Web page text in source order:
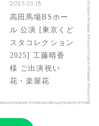
2025.01.18
高田馬場BSホー
ル 公演 [東京くど
スタコレクション
2025] 工藤晴香
様 ご出演祝い
花・楽屋花